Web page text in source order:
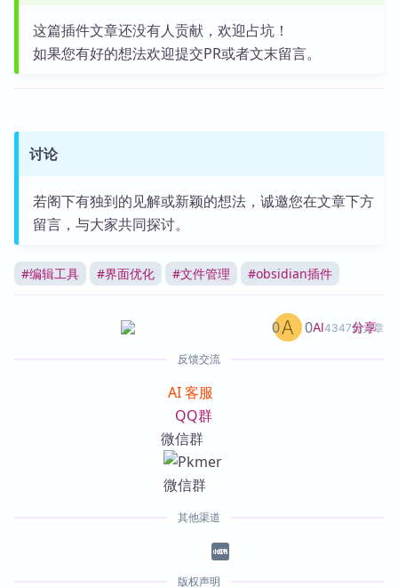
这篇插件文章还没有人贡献，欢迎占坑！
如果您有好的想法欢迎提交PR或者文末留言。
讨论
若阁下有独到的见解或新颖的想法，诚邀您在文章下方
留言，与大家共同探讨。
#编辑工具 #界面优化 #文件管理 #obsidian插件
AI4347篇文章
0 0 分享
反馈交流
AI 客服
QQ群
微信群
其他渠道
版权声明